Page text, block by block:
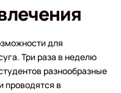
для
Три раза в неделю
разнообразные
проводятся в